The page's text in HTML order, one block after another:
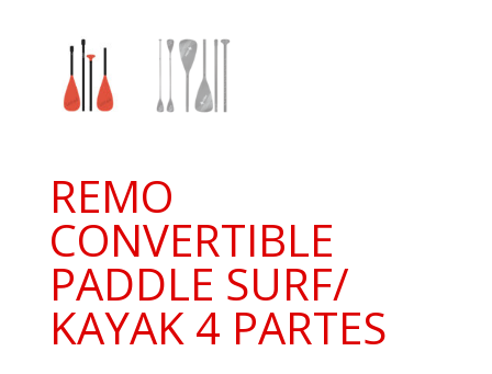
REMO
CONVERTIBLE
PADDLE SURF/
KAYAK 4 PARTES